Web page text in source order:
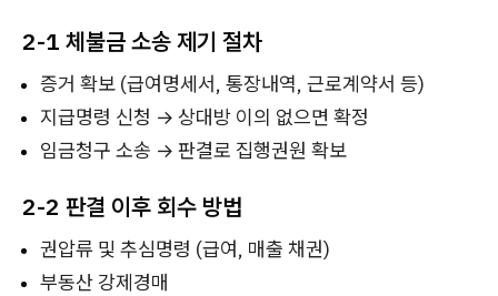
2-1 체불금 소송 제기 절차
증거 확보 (급여명세서, 통장내역, 근로계약서 등)
지급명령 신청 → 상대방 이의 없으면 확정
임금청구 소송 → 판결로 집행권원 확보
2-2 판결 이후 회수 방법
권압류 및 추심명령 (급여, 매출 채권)
부동산 강제경매